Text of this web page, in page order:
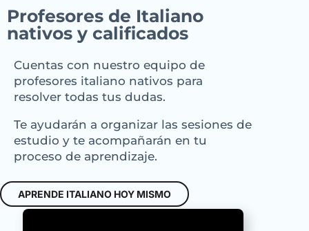
Profesores de Italiano
nativos y calificados
Cuentas con nuestro equipo de
profesores italiano nativos para
resolver todas tus dudas.
Te ayudarán a organizar las sesiones de
estudio y te acompañarán en tu
proceso de aprendizaje.
APRENDE ITALIANO HOY MISMO